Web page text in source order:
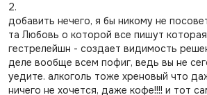
2.
добавить нечего, я бы никому не
та Любовь о которой все пишут
гестрелейшн - создает видимость
деле вообще всем пофиг, ведь вы не
уедите. алкоголь тоже хреновый что
ничего не хочется, даже кофе!!!! и тот